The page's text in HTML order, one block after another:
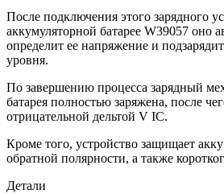
После подключения этого зарядного
аккумуляторной батарее W39057 оно
определит ее напряжение и
уровня.
По завершению процесса зарядный
батарея полностью заряжена, после
отрицательной дельтой V IC.
Кроме того, устройство защищает
обратной полярности, а также
Детали